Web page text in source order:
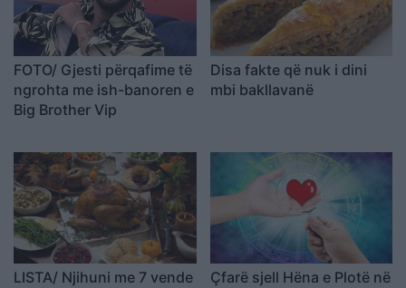
FOTO/ Gjesti përqafime të
ngrohta me ish-banoren e
Big Brother Vip
Disa fakte që nuk i dini
mbi bakllavanë
LISTA/ Njihuni me 7 vende Çfarë sjell Hëna e Plotë në